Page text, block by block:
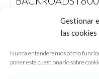
Gestionar
las cookies
Nunca entenderemos cómo
poner este cuestionario sobre
Fuga Barcelona y
en la Rioja, por
caminos de otra era.